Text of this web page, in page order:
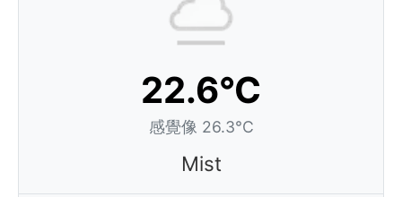
22.6°C
感覺像 26.3°C
Mist